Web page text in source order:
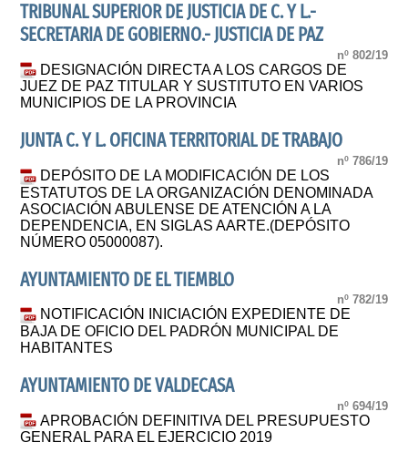
TRIBUNAL SUPERIOR DE JUSTICIA DE C. Y L.-
SECRETARIA DE GOBIERNO.- JUSTICIA DE PAZ
nº 802/19
DESIGNACIÓN DIRECTA A LOS CARGOS DE
JUEZ DE PAZ TITULAR Y SUSTITUTO EN VARIOS
MUNICIPIOS DE LA PROVINCIA
JUNTA C. Y L. OFICINA TERRITORIAL DE TRABAJO
nº 786/19
DEPÓSITO DE LA MODIFICACIÓN DE LOS
ESTATUTOS DE LA ORGANIZACIÓN DENOMINADA
ASOCIACIÓN ABULENSE DE ATENCIÓN A LA
DEPENDENCIA, EN SIGLAS AARTE.(DEPÓSITO
NÚMERO 05000087).
AYUNTAMIENTO DE EL TIEMBLO
nº 782/19
NOTIFICACIÓN INICIACIÓN EXPEDIENTE DE
BAJA DE OFICIO DEL PADRÓN MUNICIPAL DE
HABITANTES
AYUNTAMIENTO DE VALDECASA
nº 694/19
APROBACIÓN DEFINITIVA DEL PRESUPUESTO
GENERAL PARA EL EJERCICIO 2019